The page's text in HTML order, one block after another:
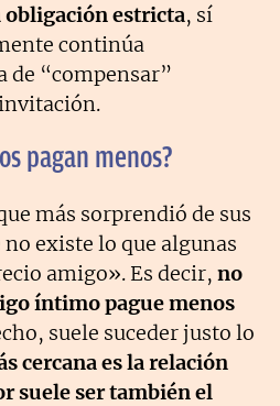
obligación estricta, sí
continúa
de “compensar”
pagan menos?
más sorprendió de sus
existe lo que algunas
amigo». Es decir, no
íntimo pague menos
suele suceder justo lo
cercana es la relación
suele ser también el